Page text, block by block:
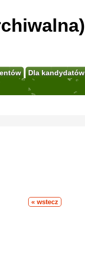
Dla kandydatów
« wstecz